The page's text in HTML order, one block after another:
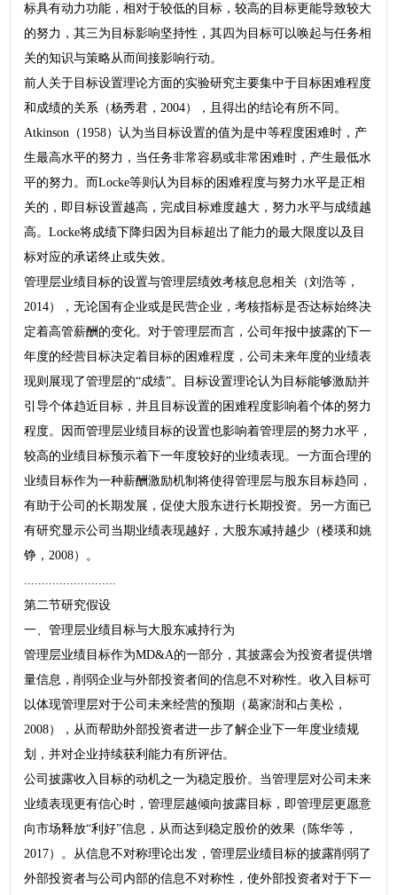
标具有动力功能，相对于较低的目标，较高的目标更能导致较大
的努力，其三为目标影响坚持性，其四为目标可以唤起与任务相
关的知识与策略从而间接影响行动。
前人关于目标设置理论方面的实验研究主要集中于目标困难程度
和成绩的关系（杨秀君，2004），且得出的结论有所不同。
Atkinson（1958）认为当目标设置的值为是中等程度困难时，产
生最高水平的努力，当任务非常容易或非常困难时，产生最低水
平的努力。而Locke等则认为目标的困难程度与努力水平是正相
关的，即目标设置越高，完成目标难度越大，努力水平与成绩越
高。Locke将成绩下降归因为目标超出了能力的最大限度以及目
标对应的承诺终止或失效。
管理层业绩目标的设置与管理层绩效考核息息相关（刘浩等，
2014），无论国有企业或是民营企业，考核指标是否达标始终决
定着高管薪酬的变化。对于管理层而言，公司年报中披露的下一
年度的经营目标决定着目标的困难程度，公司未来年度的业绩表
现则展现了管理层的“成绩”。目标设置理论认为目标能够激励并
引导个体趋近目标，并且目标设置的困难程度影响着个体的努力
程度。因而管理层业绩目标的设置也影响着管理层的努力水平，
较高的业绩目标预示着下一年度较好的业绩表现。一方面合理的
业绩目标作为一种薪酬激励机制将使得管理层与股东目标趋同，
有助于公司的长期发展，促使大股东进行长期投资。另一方面已
有研究显示公司当期业绩表现越好，大股东减持越少（楼瑛和姚
铮，2008）。
第二节研究假设
一、管理层业绩目标与大股东减持行为
管理层业绩目标作为MD&A的一部分，其披露会为投资者提供增
量信息，削弱企业与外部投资者间的信息不对称性。收入目标可
以体现管理层对于公司未来经营的预期（葛家澍和占美松，
2008），从而帮助外部投资者进一步了解企业下一年度业绩规
划，并对企业持续获利能力有所评估。
公司披露收入目标的动机之一为稳定股价。当管理层对公司未来
业绩表现更有信心时，管理层越倾向披露目标，即管理层更愿意
向市场释放“利好”信息，从而达到稳定股价的效果（陈华等，
2017）。从信息不对称理论出发，管理层业绩目标的披露削弱了
外部投资者与公司内部的信息不对称性，使外部投资者对于下一